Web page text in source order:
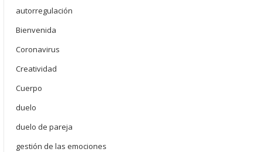
autorregulación
Bienvenida
Coronavirus
Creatividad
Cuerpo
duelo
duelo de pareja
gestión de las emociones